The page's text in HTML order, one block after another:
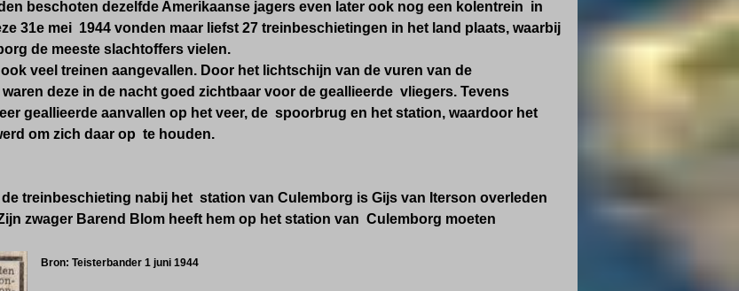
beschoten dezelfde Amerikaanse jagers even later ook nog een kolentrein in
31e mei 1944 vonden maar liefst 27 treinbeschietingen in het land plaats, waarbij
de meeste slachtoffers vielen.
veel treinen aangevallen. Door het lichtschijn van de vuren van de
deze in de nacht goed zichtbaar voor de geallieerde vliegers. Tevens
geallieerde aanvallen op het veer, de spoorbrug en het station, waardoor het
om zich daar op te houden.
de treinbeschieting nabij het station van Culemborg is Gijs van Iterson overleden
zwager Barend Blom heeft hem op het station van Culemborg moeten
Bron: Teisterbander 1 juni 1944